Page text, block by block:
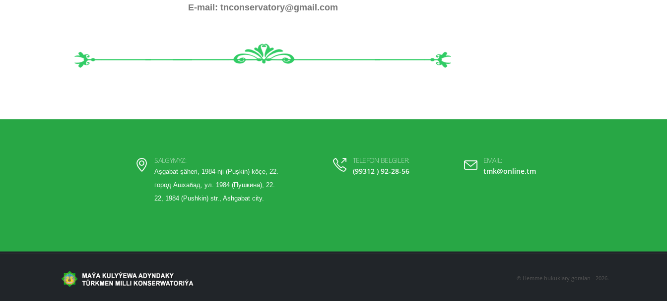
E-mail: tnconservatory@gmail.com
SALGYMYZ:
Aşgabat şäheri, 1984-nji (Puşkin) köçe, 22.
город Ашхабад, ул. 1984 (Пушкина), 22.
22, 1984 (Pushkin) str., Ashgabat city.
TELEFON BELGILER:
(99312 ) 92-28-56
EMAIL:
tmk@online.tm
© Hemme hukuklary goralan - 2026.